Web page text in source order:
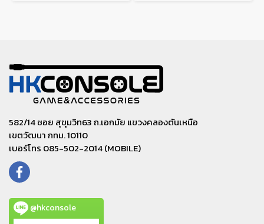
582/14 ซอย สุขุมวิท63 ถ.เอกมัย แขวงคลองตันเหนือ
เขตวัฒนา กทม. 10110
เบอร์โทร 085-502-2014 (MOBILE)
@hkconsole